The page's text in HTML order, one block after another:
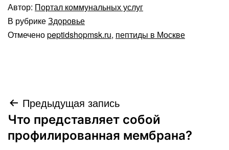
Автор: Портал коммунальных услуг
В рубрикеЗдоровье
Отмеченоpeptidshopmsk.ru, пептиды в Москве
Навигация
по
Предыдущая запись
Что представляет собой
профилированная мембрана?